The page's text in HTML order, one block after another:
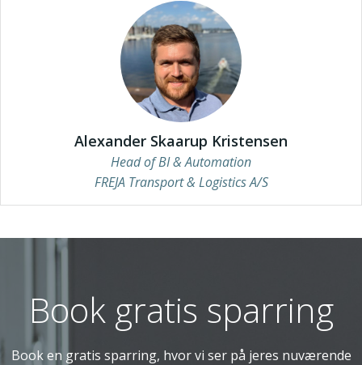
Alexander Skaarup Kristensen
Head of BI & Automation
FREJA Transport & Logistics A/S
Book gratis sparring
Book en gratis sparring, hvor vi ser på jeres nuværende